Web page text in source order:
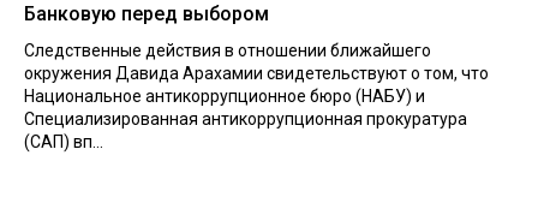
Банковую перед выбором
Следственные действия в отношении ближайшего
окружения Давида Арахамии свидетельствуют о том, что
Национальное антикоррупционное бюро (НАБУ) и
Специализированная антикоррупционная прокуратура
(САП) вп...